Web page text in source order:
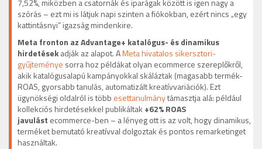
7,52%, miközben a csatornák és iparágak között is igen nagy a
szórás – ezt mi is látjuk napi szinten a fiókokban, ezért nincs „egy
kattintásnyi” igazság mindenkire.
Meta fronton az Advantage+ katalógus- és dinamikus
hirdetésekadják az alapot. AMeta hivatalos sikersztori-
gyűjteménye sorra hoz példákat olyan ecommerce szereplőkről,
akik katalógusalapú kampányokkal skáláztak (magasabb termék-
ROAS, gyorsabb tanulás, automatizált kreatívvariációk). Ezt
ügynökségi oldalról is több esettanulmánytámasztja alá: például
kollekciós hirdetésekkel publikáltak +62% ROAS
javulást ecommerce-ben – a lényeg ott is az volt, hogy dinamikus,
terméket bemutató kreatívval dolgoztak és pontos remarketinget
használtak.